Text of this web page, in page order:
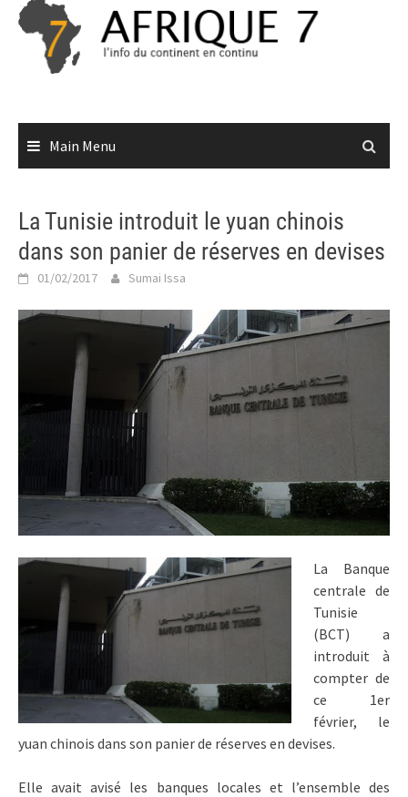
Skip
content
Main Menu
La Tunisie introduit le yuan chinois
dans son panier de réserves en devises
01/02/2017 Sumai Issa
La Banque
centrale de
Tunisie
(BCT) a
introduit à
compter de
ce 1er
février, le
yuan chinois dans son panier de réserves en devises.
Elle avait avisé les banques locales et l’ensemble des